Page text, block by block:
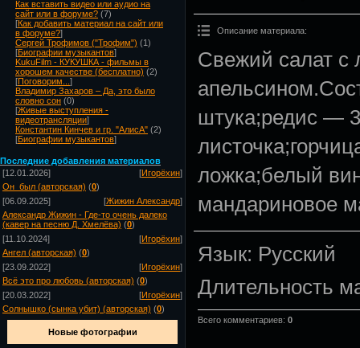
Как вставить видео или аудио на
сайт или в форуме? (7)
[Как добавить материал на сайт или
в форуме?]
Сергей Трофимов ("Трофим") (1)
[Биографии музыкантов]
KukuFilm - КУКУШКА - фильмы в
хорошем качестве (бесплатно) (2)
[Поговорим... ]
Владимир Захаров – Да, это было
словно сон (0)
[Живые выступления -
видеотрансляции]
Константин Кинчев и гр. "АлисА" (2)
[Биографии музыкантов]
Последние добавления материалов
[12.01.2026]
[Игорёхин]
Он_был (авторская) (0)
[06.09.2025]
[Жижин Александр]
Александр Жижин - Где-то очень далеко
(кавер на песню Д. Хмелёва) (0)
[11.10.2024]
[Игорёхин]
Ангел (авторская) (0)
[23.09.2022]
[Игорёхин]
Всё это про любовь (авторская) (0)
[20.03.2022]
[Игорёхин]
Солнышко (сынка убит) (авторская) (0)
Новые фотографии
Описание материала:
Свежий салат с
штука;редис —
ложка;белый
мандариновое
Язык: Русский
Длительность
Всего комментариев: 0